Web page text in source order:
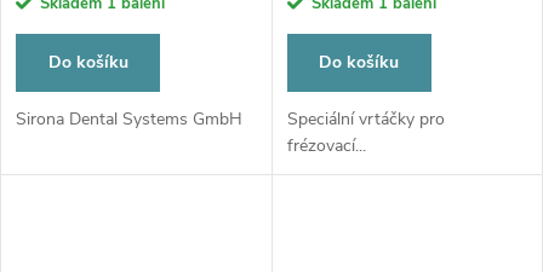
Do košíku
Sirona Dental Systems GmbH
Do košíku
Speciální vrtáčky pro
frézovací...